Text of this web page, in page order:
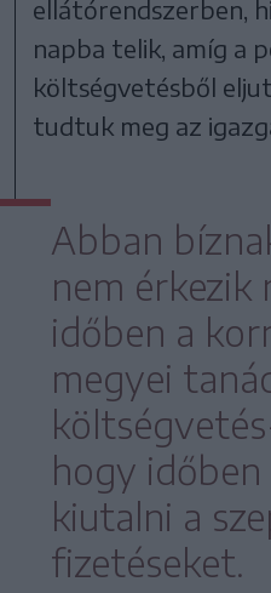
ellátórendszerben,
napba telik, amíg a
költségvetésből
tudtuk meg az
Abban
nem érkezik
időben a
megyei
hogy
kiutalni a
fizetéseket.